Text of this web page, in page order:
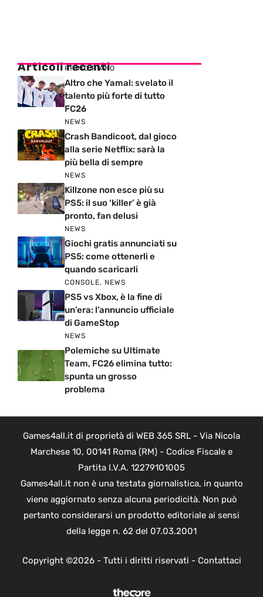
Articoli recenti
PRIMO PIANO
Altro che Yamal: svelato il
talento più forte di tutto
FC26
NEWS
Crash Bandicoot, dal gioco
alla serie Netflix: sarà la
più bella di sempre
NEWS
Killzone non esce più su
PS5: il suo ‘killer’ è già
pronto, fan delusi
NEWS
Giochi gratis annunciati su
PS5: come ottenerli e
quando scaricarli
CONSOLE, NEWS
PS5 vs Xbox, è la fine di
un’era: l’annuncio ufficiale
di GameStop
NEWS
Polemiche su Ultimate
Team, FC26 elimina tutto:
spunta un grosso
problema
Games4all.it di proprietà di WEB 365 SRL - Via Nicola
Marchese 10, 00141 Roma (RM) - Codice Fiscale e
Partita I.V.A. 12279101005
Games4all.it non è una testata giornalistica, in quanto
viene aggiornato senza alcuna periodicità. Non può
pertanto considerarsi un prodotto editoriale ai sensi
della legge n. 62 del 07.03.2001
Copyright ©2026 - Tutti i diritti riservati - Contattaci